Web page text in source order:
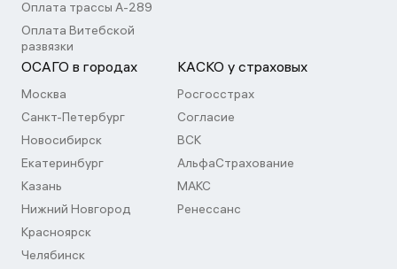
Оплата трассы А-289
Оплата Витебской
развязки
ОСАГО в городах
Москва
Санкт-Петербург
Новосибирск
Екатеринбург
Казань
Нижний Новгород
Красноярск
Челябинск
КАСКО у страховых
Росгосстрах
Согласие
ВСК
АльфаСтрахование
МАКС
Ренессанс